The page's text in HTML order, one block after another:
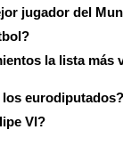
jugador del
la lista más
los eurodiputados?
VI?